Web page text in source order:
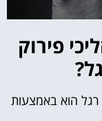
פירוק
רגל הוא באמצעות